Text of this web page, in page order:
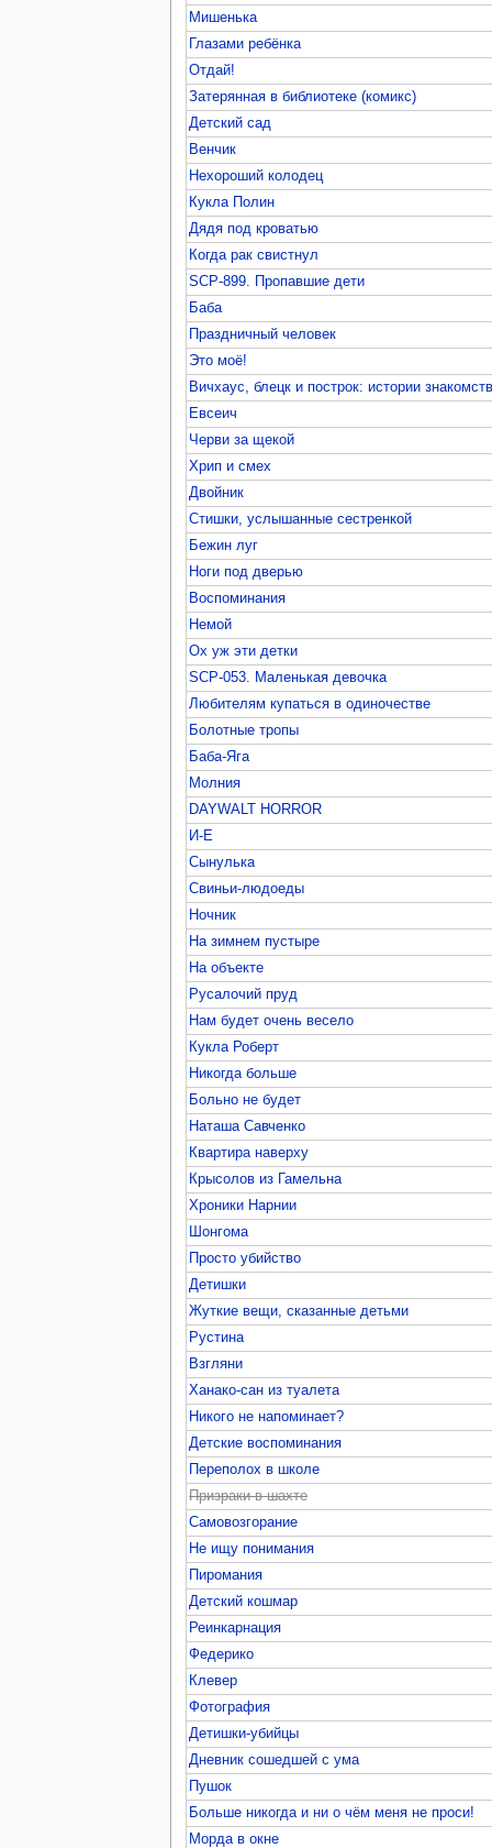
Мишенька
Глазами ребёнка
Отдай!
Затерянная в библиотеке (комикс)
Детский сад
Венчик
Нехороший колодец
Кукла Полин
Дядя под кроватью
Когда рак свистнул
SCP-899. Пропавшие дети
Баба
Праздничный человек
Это моё!
Вичхаус, блецк и построк: истории
Евсеич
Черви за щекой
Хрип и смех
Двойник
Стишки, услышанные сестренкой
Бежин луг
Ноги под дверью
Воспоминания
Немой
Ох уж эти детки
SCP-053. Маленькая девочка
Любителям купаться в одиночестве
Болотные тропы
Баба-Яга
Молния
DAYWALT HORROR
И-Е
Сынулька
Свиньи-людоеды
Ночник
На зимнем пустыре
На объекте
Русалочий пруд
Нам будет очень весело
Кукла Роберт
Никогда больше
Больно не будет
Наташа Савченко
Квартира наверху
Крысолов из Гамельна
Хроники Нарнии
Шонгома
Просто убийство
Детишки
Жуткие вещи, сказанные детьми
Рустина
Взгляни
Ханако-сан из туалета
Никого не напоминает?
Детские воспоминания
Переполох в школе
Призраки в шахте
Самовозгорание
Не ищу понимания
Пиромания
Детский кошмар
Реинкарнация
Федерико
Клевер
Фотография
Детишки-убийцы
Дневник сошедшей с ума
Пушок
Больше никогда и ни о чём меня не проси!
Морда в окне